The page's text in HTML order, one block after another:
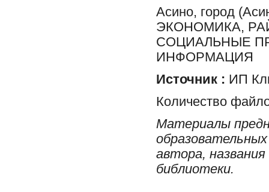
Асино, город
ЭКОНОМИКА,
СОЦИАЛЬНЫЕ
ИНФОРМАЦИЯ
Источник : ИП
Количество
Материалы
автора,
библиотеки.